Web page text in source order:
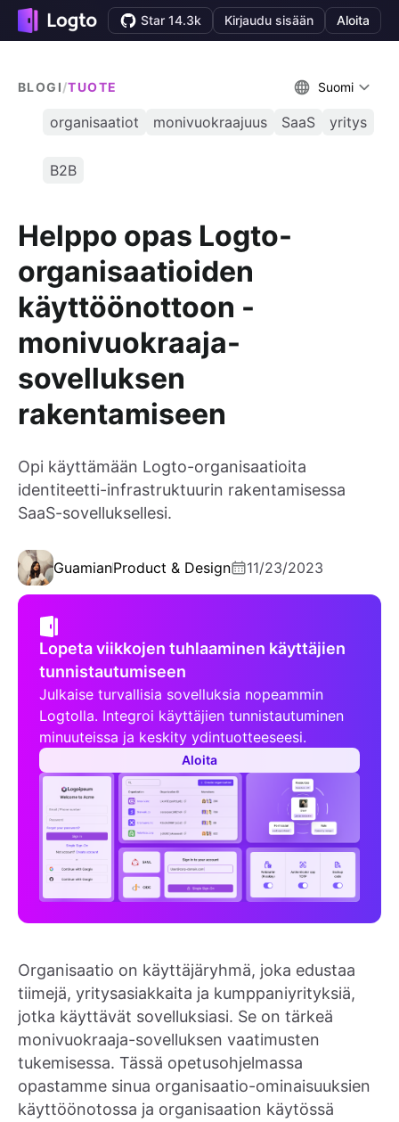
Star 14.3k Kirjaudu sisään Aloita
BLOGI/TUOTE Suomi
organisaatiot monivuokraajuus SaaS yritys
B2B
Helppo opas Logto-
organisaatioiden
käyttöönottoon -
monivuokraaja-
sovelluksen
rakentamiseen
Opi käyttämään Logto-organisaatioita
identiteetti-infrastruktuurin rakentamisessa
SaaS-sovelluksellesi.
GuamianProduct & Design 11/23/2023
Lopeta viikkojen tuhlaaminen käyttäjien
tunnistautumiseen
Julkaise turvallisia sovelluksia nopeammin
Logtolla. Integroi käyttäjien tunnistautuminen
minuuteissa ja keskity ydintuotteeseesi.
Aloita
Organisaatio on käyttäjäryhmä, joka edustaa
tiimejä, yritysasiakkaita ja kumppaniyrityksiä,
jotka käyttävät sovelluksiasi. Se on tärkeä
monivuokraaja-sovelluksen vaatimusten
tukemisessa. Tässä opetusohjelmassa
opastamme sinua organisaatio-ominaisuuksien
käyttöönotossa ja organisaation käytössä